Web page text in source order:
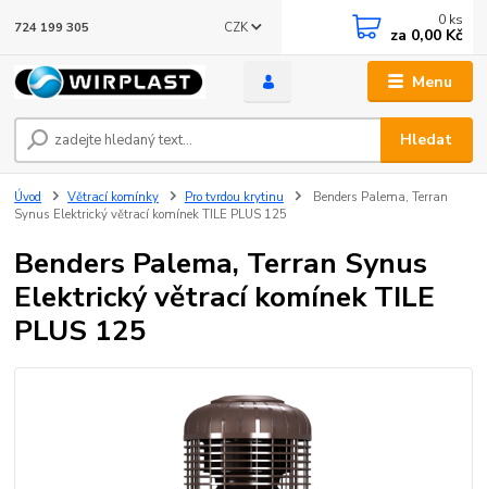
Menu
CZK
Hledat
724 199 305 0 ks
za 0,00 Kč
Úvod Větrací komínky Pro tvrdou krytinu
Benders Palema, Terran
Synus Elektrický větrací komínek TILE PLUS 125
Benders Palema, Terran Synus
Elektrický větrací komínek TILE
PLUS 125